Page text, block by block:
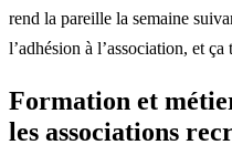
rend la pareille la semaine
l’adhésion à l’association, et
Formation et
les associations